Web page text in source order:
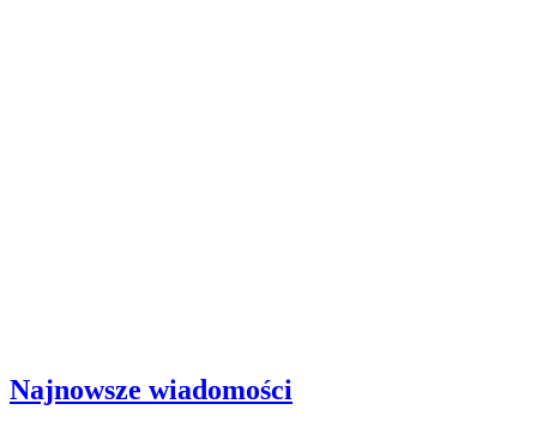
Najnowsze wiadomości